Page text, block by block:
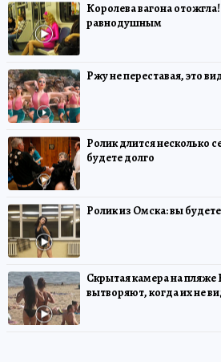
Королева вагона
равнодушным
Ржу не переставая, это
Ролик длится несколько
будете долго
Ролик из Омска: вы
Скрытая камера на
вытворяют, когда их не